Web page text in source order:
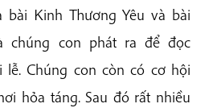
bài Kinh Thương Yêu và bài
chúng con phát ra để đọc
lễ. Chúng con còn có cơ hội
hỏa táng. Sau đó rất nhiều